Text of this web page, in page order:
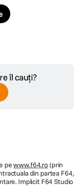
îl cauți?
pewww.f64.ro(prin
din partea F64,
Implicit F64 Studio